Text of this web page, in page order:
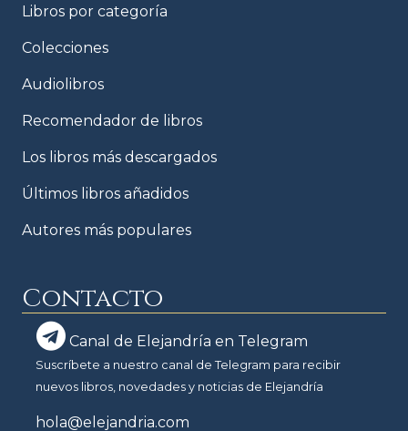
Libros por categoría
Colecciones
Audiolibros
Recomendador de libros
Los libros más descargados
Últimos libros añadidos
Autores más populares
Contacto
Canal de Elejandría en Telegram
Suscríbete a nuestro canal de Telegram para recibir
nuevos libros, novedades y noticias de Elejandría
hola@elejandria.com